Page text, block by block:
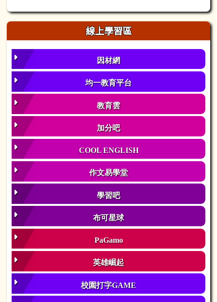
線上學習區
因材網
均一教育平台
教育雲
加分吧
COOL ENGLISH
作文易學堂
學習吧
布可星球
PaGamo
英雄崛起
校園打字GAME